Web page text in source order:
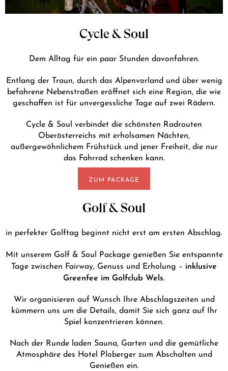
Cycle & Soul
Dem Alltag für ein paar Stunden davonfahren.
Entlang der Traun, durch das Alpenvorland und über wenig
befahrene Nebenstraßen eröffnet sich eine Region, die wie
geschaffen ist für unvergessliche Tage auf zwei Rädern.
Cycle & Soul verbindet die schönsten Radrouten
Oberösterreichs mit erholsamen Nächten,
außergewöhnlichem Frühstück und jener Freiheit, die nur
das Fahrrad schenken kann.
ZUM PACKAGE
Golf & Soul
in perfekter Golftag beginnt nicht erst am ersten Abschlag.
Mit unserem Golf & Soul Package genießen Sie entspannte
Tage zwischen Fairway, Genuss und Erholung – inklusive
Greenfee im Golfclub Wels.
Wir organisieren auf Wunsch Ihre Abschlagszeiten und
kümmern uns um die Details, damit Sie sich ganz auf Ihr
Spiel konzentrieren können.
Nach der Runde laden Sauna, Garten und die gemütliche
Atmosphäre des Hotel Ploberger zum Abschalten und
Genießen ein.